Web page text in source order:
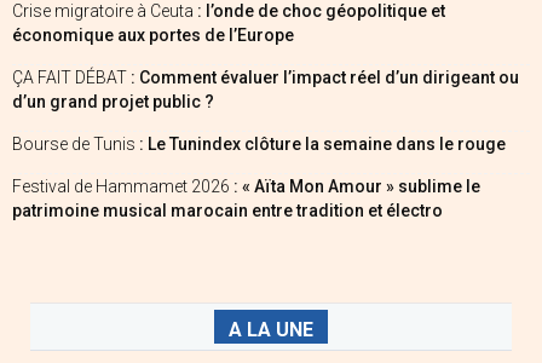
Crise migratoire à Ceuta : l’onde de choc géopolitique et
économique aux portes de l’Europe
ÇA FAIT DÉBAT : Comment évaluer l’impact réel d’un dirigeant ou
d’un grand projet public ?
Bourse de Tunis : Le Tunindex clôture la semaine dans le rouge
Festival de Hammamet 2026 : « Aïta Mon Amour » sublime le
patrimoine musical marocain entre tradition et électro
A LA UNE